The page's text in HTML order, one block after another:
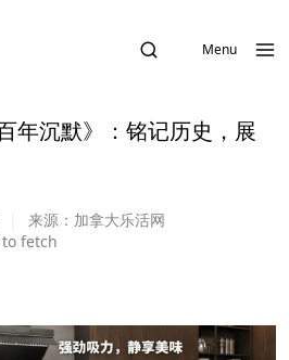
Menu
年沉默》：铭记历史，展
来源： 加拿大乐活网
fetch